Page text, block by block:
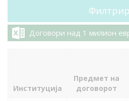
Договори над 1 милион
Институција
Предмет на
договорот